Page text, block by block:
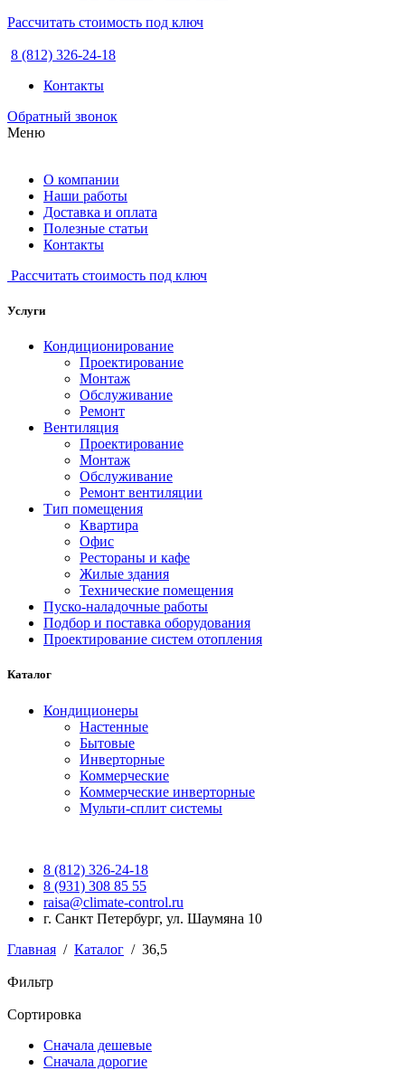
Рассчитать стоимость под ключ
8 (812) 326-24-18
Контакты
Обратный звонок
Меню
О компании
Наши работы
Доставка и оплата
Полезные статьи
Контакты
Рассчитать стоимость под ключ
Услуги
Кондиционирование
Проектирование
Монтаж
Обслуживание
Ремонт
Вентиляция
Проектирование
Монтаж
Обслуживание
Ремонт вентиляции
Тип помещения
Квартира
Офис
Рестораны и кафе
Жилые здания
Технические помещения
Пуско-наладочные работы
Подбор и поставка оборудования
Проектирование систем отопления
Каталог
Кондиционеры
Настенные
Бытовые
Инверторные
Коммерческие
Коммерческие инверторные
Мульти-сплит системы
8 (812) 326-24-18
8 (931) 308 85 55
raisa@climate-control.ru
г. Санкт Петербург, ул. Шаумяна 10
Главная / Каталог / 36,5
Фильтр
Сортировка
Сначала дешевые
Сначала дорогие